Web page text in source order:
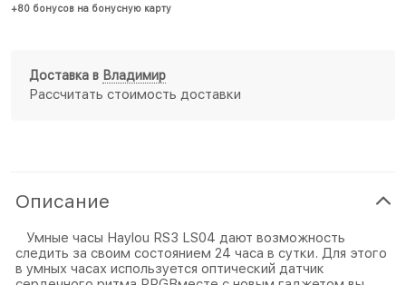
+80 бонусов на бонусную карту
Доставка в Владимир
Рассчитать стоимость доставки
Описание
Умные часы Haylou RS3 LS04 дают возможность
следить за своим состоянием 24 часа в сутки. Для этого
в умных часах используется оптический датчик